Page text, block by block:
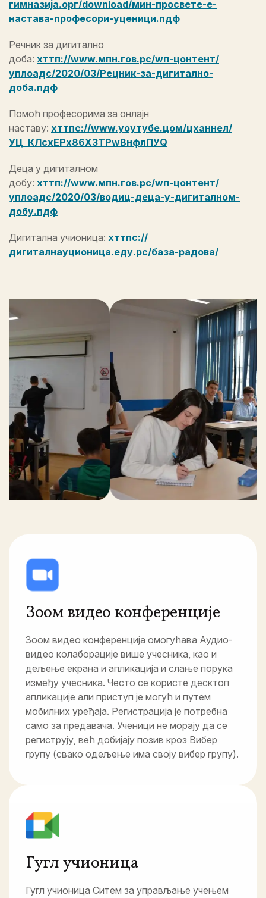
гимназија.орг/download/мин-просвете-е-
настава-професори-уценици.пдф
Речник за дигитално
доба: хттп://www.мпн.гов.рс/wп-цонтент/
уплоадс/2020/03/Рецник-за-дигитално-
доба.пдф
Помоћ професорима за онлајн
наставу: хттпс://www.yоутубе.цом/цханнел/
УЦ_КЛсхЕРх86ХЗТРwВнфлПУQ
Деца у дигиталном
добу: хттп://www.мпн.гов.рс/wп-цонтент/
уплоадс/2020/03/водиц-деца-у-дигиталном-
добу.пдф
Дигитална учионица: хттпс://
дигиталнауционица.еду.рс/база-радова/
Зоом видео конференције
Зоом видео конференција омогућава Аудио-
видео колаборације више учесника, као и
дељење екрана и апликација и слање порука
између учесника. Често се користе десктоп
апликације али приступ је могућ и путем
мобилних уређаја. Регистрација је потребна
само за предавача. Ученици не морају да се
региструју, већ добијају позив кроз Вибер
групу (свако одељење има своју вибер групу).
Гугл учионица
Гугл учионица Ситем за управљање учењем